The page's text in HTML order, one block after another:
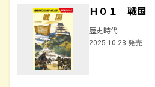
Ｈ０１ 戦国
歴史時代
2025.10.23 発売